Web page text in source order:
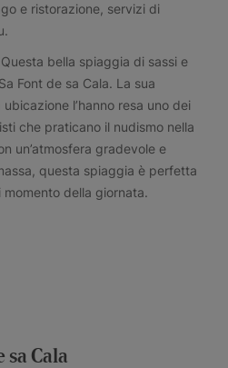
e ristorazione, servizi di
Questa bella spiaggia di sassi e
Font de sa Cala. La sua
l’hanno resa uno dei
che praticano il nudismo nella
un’atmosfera gradevole e
questa spiaggia è perfetta
della giornata.
sa Cala